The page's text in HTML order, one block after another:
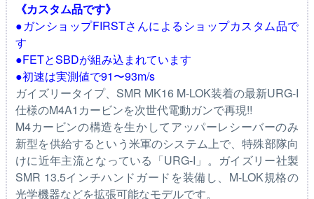
《カスタム品です》
●ガンショップFIRSTさんによるショップカスタム品で
す
●FETとSBDが組み込まれています
●初速は実測値で91〜93m/s
ガイズリータイプ、SMR MK16 M-LOK装着の最新URG-I
仕様のM4A1カービンを次世代電動ガンで再現!!
M4カービンの構造を生かしてアッパーレシーバーのみ
新型を供給するという米軍のシステム上で、特殊部隊向
けに近年主流となっている「URG-I」。ガイズリー社製
SMR 13.5インチハンドガードを装備し、M-LOK規格の
光学機器などを拡張可能なモデルです。